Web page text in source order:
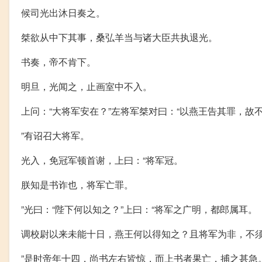
候司光出沐日奏之。
桀欲从中下其事，桑弘羊当与诸大臣共执退光。
书奏，帝不肯下。
明旦，光闻之，止画室中不入。
上问：“大将军安在？”左将军桀对曰：“以燕王告其罪，故不
”有诏召大将军。
光入，免冠军顿首谢，上曰：“将军冠。
朕知是书诈也，将军亡罪。
”光曰：“陛下何以知之？”上曰：“将军之广明，都郎属耳。
调校尉以来未能十日，燕王何以得知之？且将军为非，不须
”是时帝年十四，尚书左右皆惊，而上书者果亡，捕之甚急。